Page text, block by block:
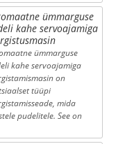
ümmarguse
kahe servoajamiga
ümmarguse
kahe servoajamiga
on
tüüpi
mida
pudelitele. See on